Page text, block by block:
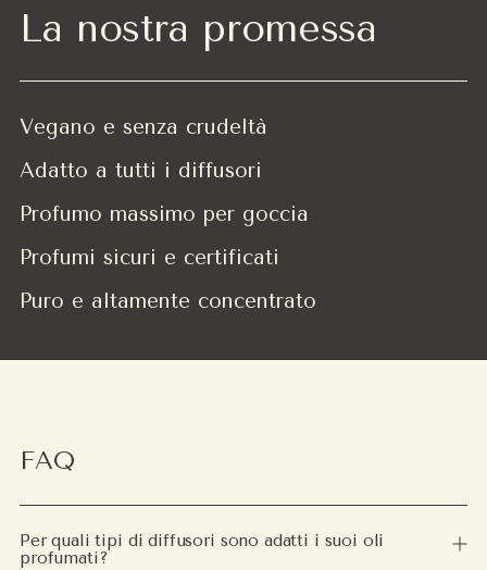
La nostra promessa
Vegano e senza crudeltà
Adatto a tutti i diffusori
Profumo massimo per goccia
Profumi sicuri e certificati
Puro e altamente concentrato
FAQ
Per quali tipi di diffusori sono adatti i suoi oli
profumati?